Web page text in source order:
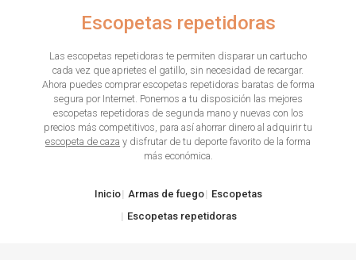
ARMAS CORTAS
TIRO Y COMPETICIÓN
AIRE COMPRIMIDO
Escopetas repetidoras
Las escopetas repetidoras te permiten disparar un cartucho
cada vez que aprietes el gatillo, sin necesidad de recargar.
Ahora puedes comprar escopetas repetidoras baratas de forma
segura por Internet. Ponemos a tu disposición las mejores
escopetas repetidoras de segunda mano y nuevas con los
precios más competitivos, para así ahorrar dinero al adquirir tu
escopeta de caza y disfrutar de tu deporte favorito de la forma
más económica.
Inicio Armas de fuego
Escopetas
Escopetas repetidoras